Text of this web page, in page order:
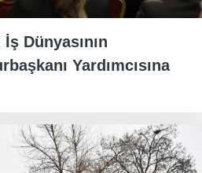
Dünyasının
Yardımcısına